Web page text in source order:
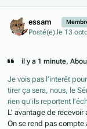
essam
Posté(e) le 13
il y a 1 minute,
Je vois pas l’interêt
tirer ça sera, nous, le
rien qu’ils reportent
L' avantage de recevoir
On se rend pas